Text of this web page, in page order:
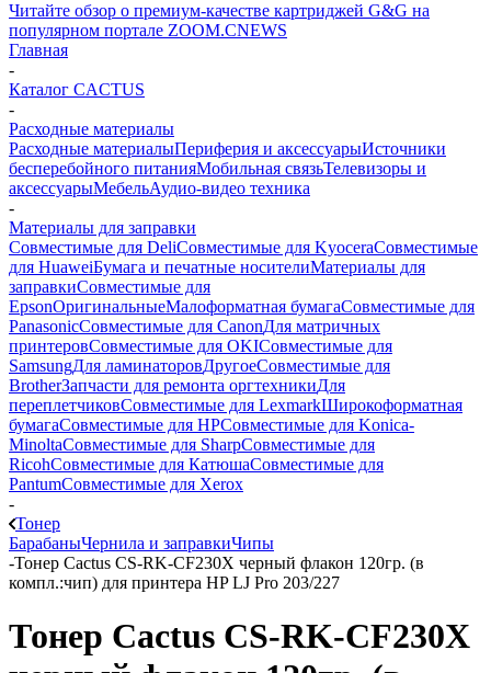
Читайте обзор о премиум-качестве картриджей G&G на
популярном портале ZOOM.CNEWS
Главная
-
Каталог CACTUS
-
Расходные материалы
Расходные материалыПериферия и аксессуарыИсточники
бесперебойного питанияМобильная связьТелевизоры и
аксессуарыМебельАудио-видео техника
-
Материалы для заправки
Совместимые для DeliСовместимые для KyoceraСовместимые
для HuaweiБумага и печатные носителиМатериалы для
заправкиСовместимые для
EpsonОригинальныеМалоформатная бумагаСовместимые для
PanasonicСовместимые для CanonДля матричных
принтеровСовместимые для OKIСовместимые для
SamsungДля ламинаторовДругоеСовместимые для
BrotherЗапчасти для ремонта оргтехникиДля
переплетчиковСовместимые для LexmarkШирокоформатная
бумагаСовместимые для HPСовместимые для Konica-
MinoltaСовместимые для SharpСовместимые для
RicohСовместимые для КатюшаСовместимые для
PantumСовместимые для Xerox
-
Тонер
БарабаныЧернила и заправкиЧипы
-Тонер Cactus CS-RK-CF230X черный флакон 120гр. (в
компл.:чип) для принтера HP LJ Pro 203/227
Тонер Cactus CS-RK-CF230X